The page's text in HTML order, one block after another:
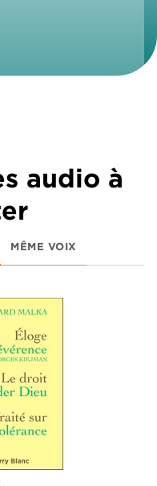
audio à
MÊME VOIX